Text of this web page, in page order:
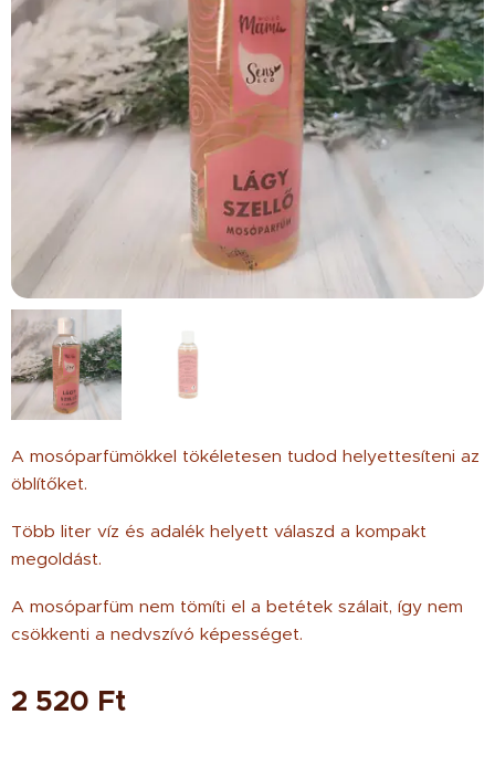
A mosóparfümökkel tökéletesen tudod helyettesíteni az
öblítőket.
Több liter víz és adalék helyett válaszd a kompakt
megoldást.
A mosóparfüm nem tömíti el a betétek szálait, így nem
csökkenti a nedvszívó képességet.
2 520 Ft